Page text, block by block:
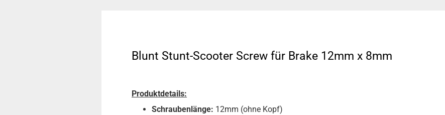
Blunt Stunt-Scooter Screw für Brake 12mm x 8mm
Produktdetails:
Schraubenlänge: 12mm (ohne Kopf)